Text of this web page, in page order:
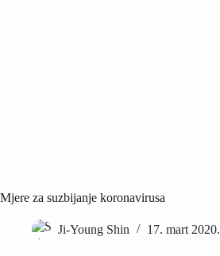
Mjere za suzbijanje koronavirusa
Ji-Young Shin 17. mart 2020.